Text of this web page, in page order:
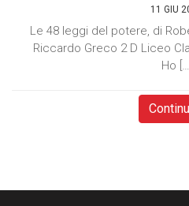
11 GIU
Le 48 leggi del potere, di
Riccardo Greco 2 D Liceo
Ho […]